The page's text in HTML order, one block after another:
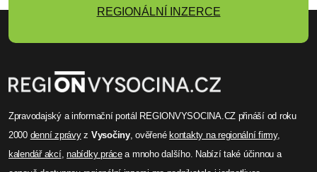
REGIONÁLNÍ INZERCE
Zpravodajský a informační portál REGIONVYSOCINA.CZ přináší od roku
2000 denní zprávyz Vysočiny, ověřenékontakty na regionální firmy,
kalendář akcí,nabídky prácea mnoho dalšího. Nabízí také účinnou a